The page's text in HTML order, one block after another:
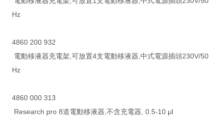
Hz
4860 200 932
電動移液器充電架,可放置4支電動移液器,中式電源插頭230V/50
Hz
4860 000 313
Research pro 8道電動移液器,不含充電器, 0.5-10 μl